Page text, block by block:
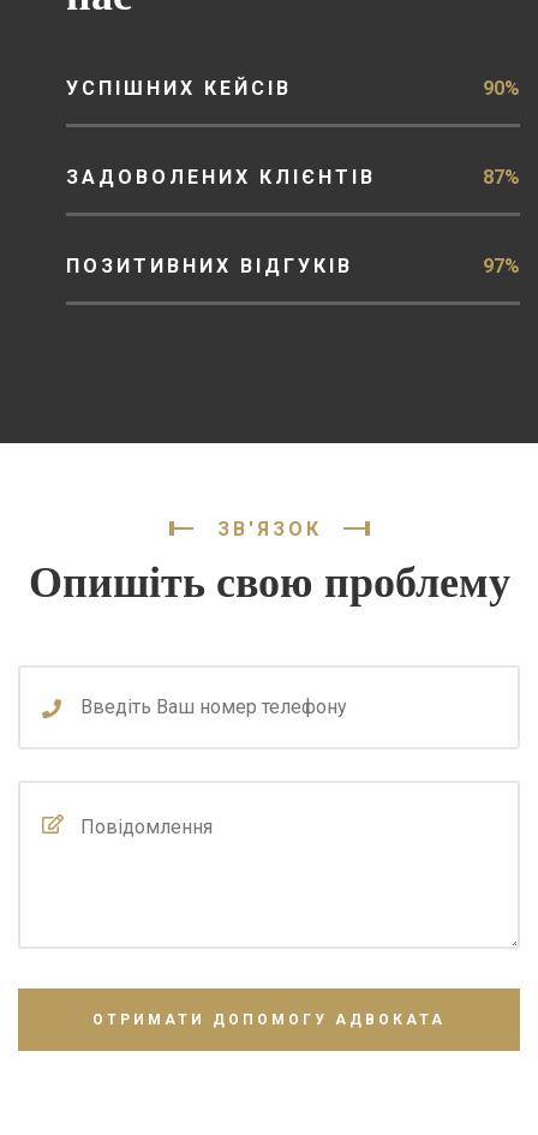
УСПІШНИХ КЕЙСІВ 90%
ЗАДОВОЛЕНИХ КЛІЄНТІВ 87%
ПОЗИТИВНИХ ВІДГУКІВ 97%
ЗВ'ЯЗОК
Опишіть свою проблему